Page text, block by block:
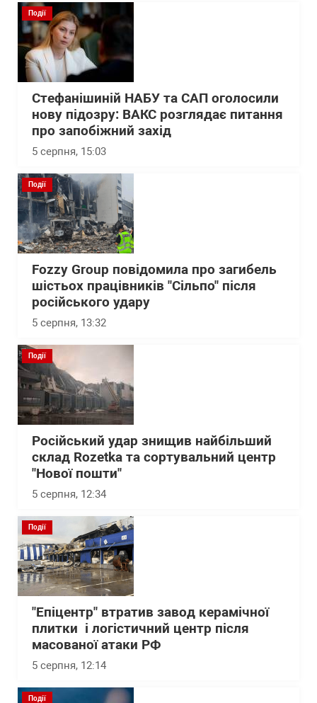
Події
Стефанішиній НАБУ та САП оголосили
нову підозру: ВАКС розглядає питання
про запобіжний захід
5 серпня, 15:03
Події
Fozzy Group повідомила про загибель
шістьох працівників "Сільпо" після
російського удару
5 серпня, 13:32
Події
Російський удар знищив найбільший
склад Rozetka та сортувальний центр
"Нової пошти"
5 серпня, 12:34
Події
"Епіцентр" втратив завод керамічної
плитки і логістичний центр після
масованої атаки РФ
5 серпня, 12:14
Події